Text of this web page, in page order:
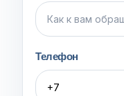
Телефон